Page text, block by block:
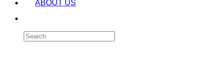
ABOUT US